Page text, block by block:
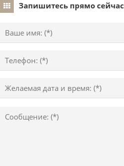
Запишитесь прямо сейчас